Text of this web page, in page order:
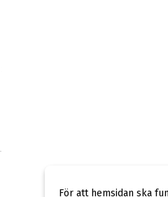
För att hemsidan ska